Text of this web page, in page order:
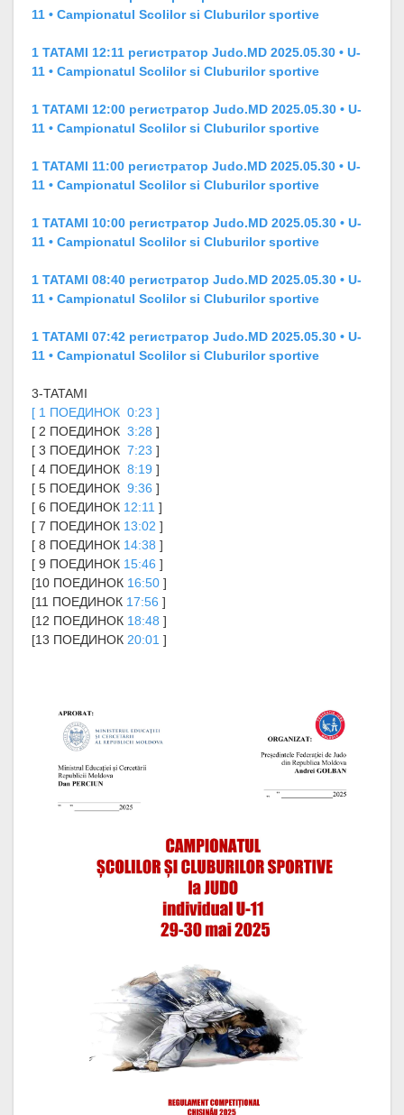
11 • Campionatul Scolilor si Cluburilor sportive
1 TATAMI 12:11 регистратор Judo.MD 2025.05.30 • U-
11 • Campionatul Scolilor si Cluburilor sportive
1 TATAMI 12:00 регистратор Judo.MD 2025.05.30 • U-
11 • Campionatul Scolilor si Cluburilor sportive
1 TATAMI 11:00 регистратор Judo.MD 2025.05.30 • U-
11 • Campionatul Scolilor si Cluburilor sportive
1 TATAMI 10:00 регистратор Judo.MD 2025.05.30 • U-
11 • Campionatul Scolilor si Cluburilor sportive
1 TATAMI 08:40 регистратор Judo.MD 2025.05.30 • U-
11 • Campionatul Scolilor si Cluburilor sportive
1 TATAMI 07:42 регистратор Judo.MD 2025.05.30 • U-
11 • Campionatul Scolilor si Cluburilor sportive
3-TATAMI
[ 1 ПОЕДИНОК 0:23 ]
[ 2 ПОЕДИНОК 3:28 ]
[ 3 ПОЕДИНОК 7:23 ]
[ 4 ПОЕДИНОК 8:19 ]
[ 5 ПОЕДИНОК 9:36 ]
[ 6 ПОЕДИНОК 12:11 ]
[ 7 ПОЕДИНОК 13:02 ]
[ 8 ПОЕДИНОК 14:38 ]
[ 9 ПОЕДИНОК 15:46 ]
[10 ПОЕДИНОК 16:50 ]
[11 ПОЕДИНОК 17:56 ]
[12 ПОЕДИНОК 18:48 ]
[13 ПОЕДИНОК 20:01 ]